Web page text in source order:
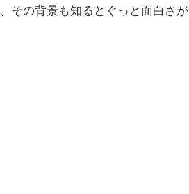
その背景も知るとぐっと面白さが